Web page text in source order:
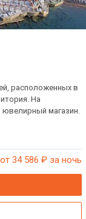
расположенных в
На
ювелирный магазин.
от 34 586 ₽ за ночь